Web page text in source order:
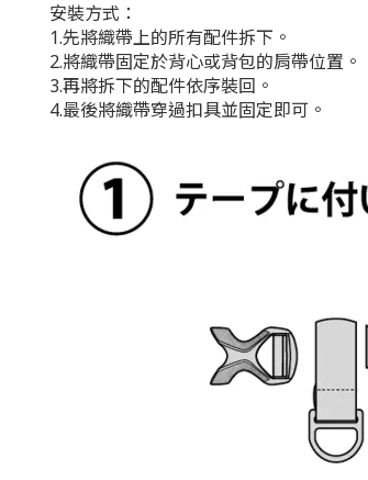
安裝方式：
1.先將織帶上的所有配件拆下。
2.將織帶固定於背心或背包的肩帶位置。
3.再將拆下的配件依序裝回。
4.最後將織帶穿過扣具並固定即可。